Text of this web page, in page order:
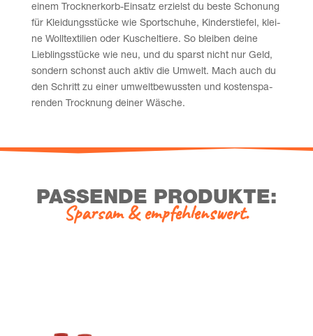
einem Trock­ner­korb-Ein­satz erzielst du bes­te Scho­nung
für Klei­dungs­stü­cke wie Sport­schu­he, Kin­der­stie­fel, klei­
ne Woll­tex­ti­li­en oder Kuschel­tie­re. So blei­ben dei­ne
Lieb­lings­stü­cke wie neu, und du sparst nicht nur Geld,
son­dern schonst auch aktiv die Umwelt. Mach auch du
den Schritt zu einer umwelt­be­wuss­ten und kos­ten­spa­
ren­den Trock­nung dei­ner Wäsche.
PAS­SEN­DE PRODUKTE:
Spar­sam & empfehlenswert.